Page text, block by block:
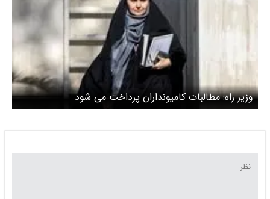
وزیر راه: مطالبات کامیونداران پرداخت می شود